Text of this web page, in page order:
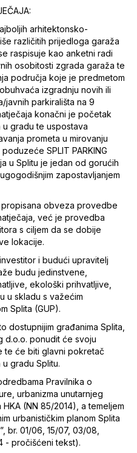
arhitektonsko-
različitih prijedloga garaža
raspisuje kao anketni radi
osobitosti zgrada garaža te
područja koje je predmetom
izgradnju novih ili
javnih parkirališta na 9
konačni je početak
gradu te uspostava
prometa u mirovanju
SPLIT PARKING
u Splitu je jedan od gorućih
zapostavljanjem
propisana obveza provedbe
već je provedba
s ciljem da se dobije
lokacije.
i budući upravitelj
budu jedinstvene,
ekološki prihvatljive,
u skladu s važećim
Splita (GUP).
dostupnijim građanima Splita,
d.o.o. ponudit će svoju
te će biti glavni pokretač
gradu Splitu.
Pravilnika o
urbanizma unutarnjeg
(NN 85/2014), a temeljem
urbanističkim planom Splita
br. 01/06, 15/07, 03/08,
- pročišćeni tekst).